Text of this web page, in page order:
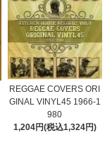
REGGAE COVERS ORI
GINAL VINYL45 1966-1
980
1,204円(税込1,324円)